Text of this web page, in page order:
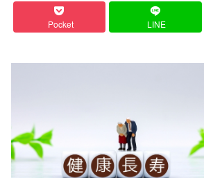
Pocket LINE